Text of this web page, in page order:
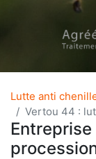
Lutte anti
Vertou 44 :